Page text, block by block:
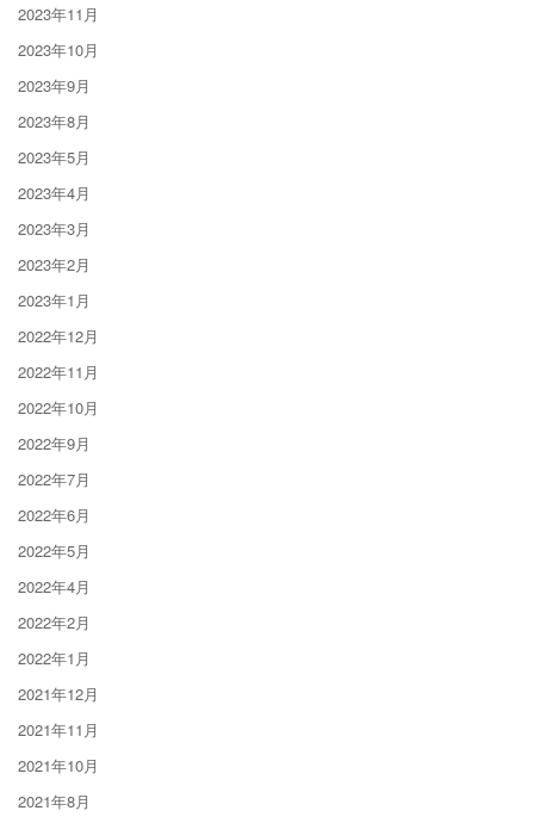
2023年11月
2023年10月
2023年9月
2023年8月
2023年5月
2023年4月
2023年3月
2023年2月
2023年1月
2022年12月
2022年11月
2022年10月
2022年9月
2022年7月
2022年6月
2022年5月
2022年4月
2022年2月
2022年1月
2021年12月
2021年11月
2021年10月
2021年8月